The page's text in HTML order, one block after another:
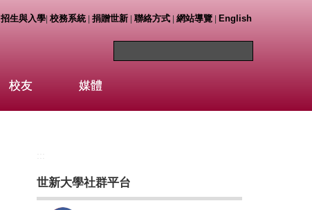
招生與入學| 校務系統| 捐贈世新| 聯絡方式| 網站導覽| English
校友 媒體
世新大學社群平台